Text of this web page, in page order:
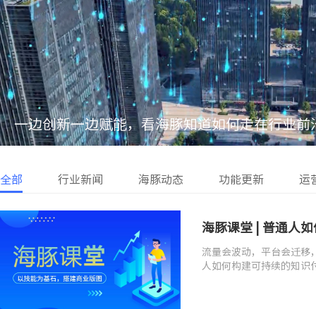
一边创新一边赋能，看海豚知道如何走在行业前
全部 行业新闻 海豚动态 功能更新 运
海豚课堂 | 普通人
流量会波动，平台会迁移
人如何构建可持续的知识